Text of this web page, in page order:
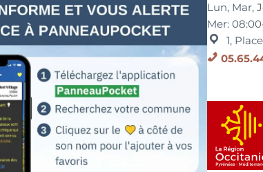
Lun, Mar,
Mer:
1,